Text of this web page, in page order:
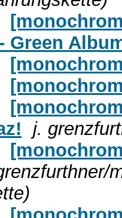
Green
j.